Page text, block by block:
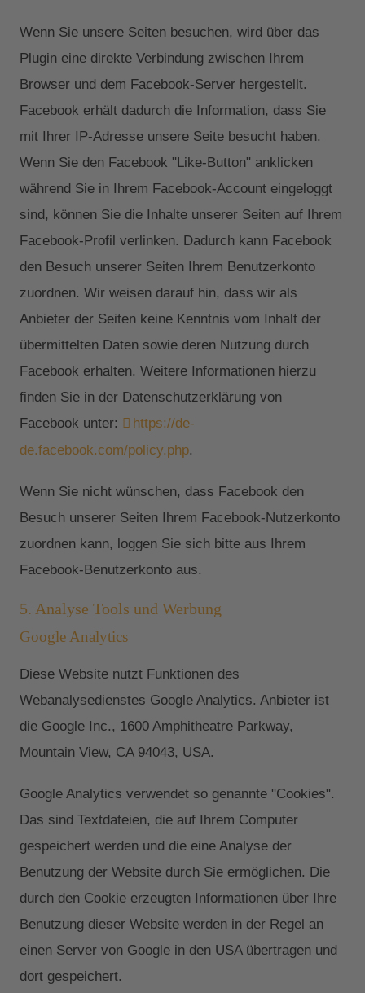
Wenn Sie unsere Seiten besuchen, wird über das
Plugin eine direkte Verbindung zwischen Ihrem
Browser und dem Facebook-Server hergestellt.
Facebook erhält dadurch die Information, dass Sie
mit Ihrer IP-Adresse unsere Seite besucht haben.
Wenn Sie den Facebook "Like-Button" anklicken
während Sie in Ihrem Facebook-Account eingeloggt
sind, können Sie die Inhalte unserer Seiten auf Ihrem
Facebook-Profil verlinken. Dadurch kann Facebook
den Besuch unserer Seiten Ihrem Benutzerkonto
zuordnen. Wir weisen darauf hin, dass wir als
Anbieter der Seiten keine Kenntnis vom Inhalt der
übermittelten Daten sowie deren Nutzung durch
Facebook erhalten. Weitere Informationen hierzu
finden Sie in der Datenschutzerklärung von
Facebook unter:
https://de-
de.facebook.com/policy.php.
Wenn Sie nicht wünschen, dass Facebook den
Besuch unserer Seiten Ihrem Facebook-Nutzerkonto
zuordnen kann, loggen Sie sich bitte aus Ihrem
Facebook-Benutzerkonto aus.
5. Analyse Tools und Werbung
Google Analytics
Diese Website nutzt Funktionen des
Webanalysedienstes Google Analytics. Anbieter ist
die Google Inc., 1600 Amphitheatre Parkway,
Mountain View, CA 94043, USA.
Google Analytics verwendet so genannte "Cookies".
Das sind Textdateien, die auf Ihrem Computer
gespeichert werden und die eine Analyse der
Benutzung der Website durch Sie ermöglichen. Die
durch den Cookie erzeugten Informationen über Ihre
Benutzung dieser Website werden in der Regel an
einen Server von Google in den USA übertragen und
dort gespeichert.